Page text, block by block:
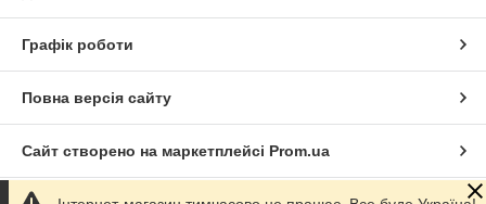
Графік роботи
Повна версія сайту
Сайт створено на маркетплейсі Prom.ua